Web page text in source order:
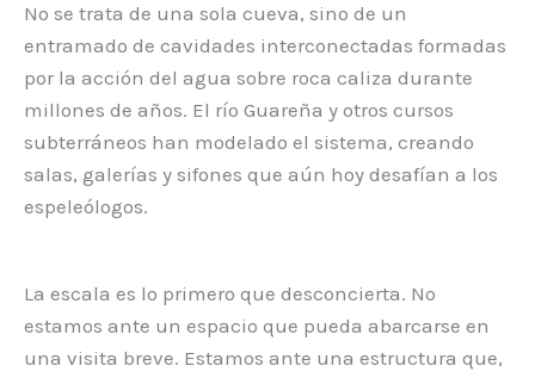
No se trata de una sola cueva, sino de un
entramado de cavidades interconectadas formadas
por la acción del agua sobre roca caliza durante
millones de años. El río Guareña y otros cursos
subterráneos han modelado el sistema, creando
salas, galerías y sifones que aún hoy desafían a los
espeleólogos.
La escala es lo primero que desconcierta. No
estamos ante un espacio que pueda abarcarse en
una visita breve. Estamos ante una estructura que,